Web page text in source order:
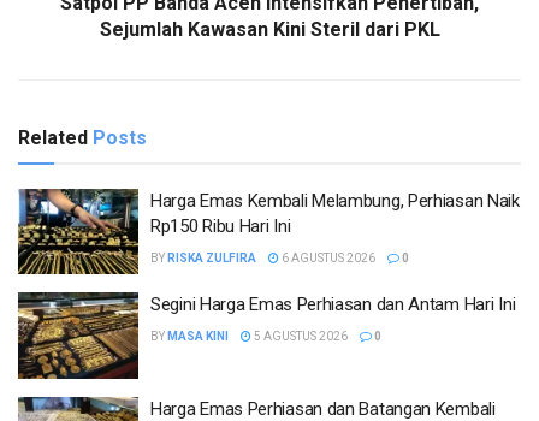
Sejumlah Kawasan Kini Steril dari PKL
Related Posts
Harga Emas Kembali Melambung, Perhiasan Naik
Rp150 Ribu Hari Ini
BY RISKA ZULFIRA 6 AGUSTUS 2026 0
Segini Harga Emas Perhiasan dan Antam Hari Ini
BY MASA KINI 5 AGUSTUS 2026 0
Harga Emas Perhiasan dan Batangan Kembali